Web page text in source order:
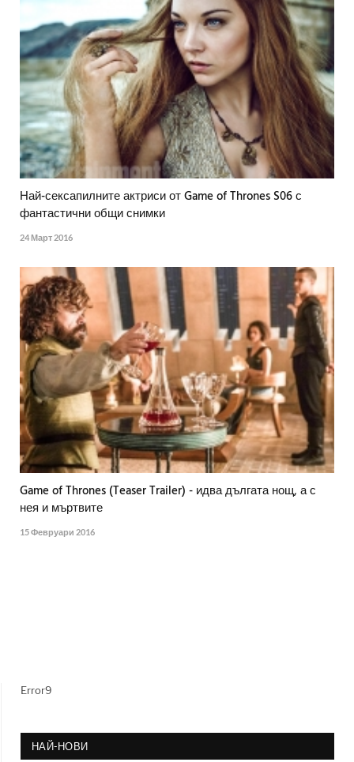
Най-сексапилните актриси от Game of Thrones S06 с
фантастични общи снимки
24 Март 2016
Game of Thrones (Teaser Trailer) - идва дългата нощ, а с
нея и мъртвите
15 Февруари 2016
Error9
НАЙ-НОВИ